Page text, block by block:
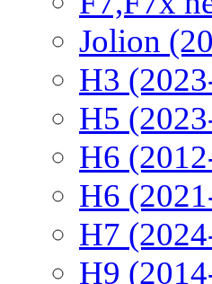
Jolion
H3
H5
H6
H6
H7
H9